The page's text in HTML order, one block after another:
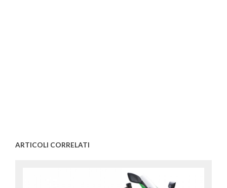
ARTICOLI CORRELATI